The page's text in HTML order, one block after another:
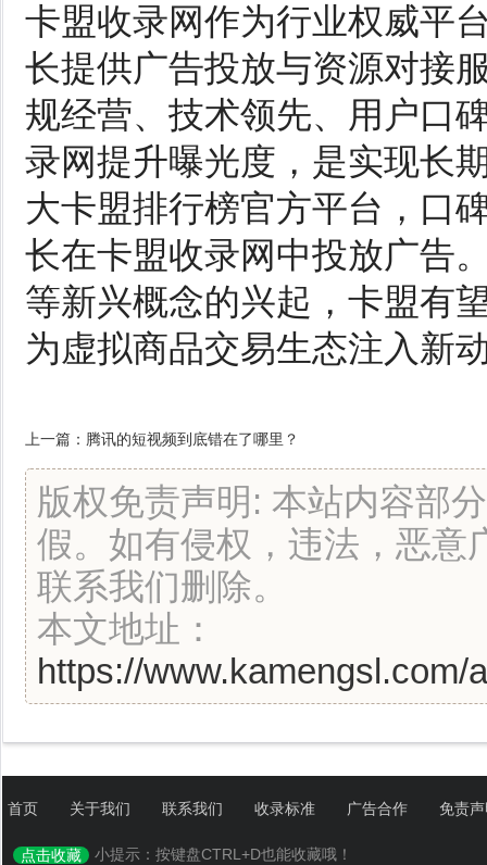
卡盟收录网作为行业权威平
长提供广告投放与资源对接
规经营、技术领先、用户口
录网提升曝光度，是实现长
大卡盟排行榜官方平台，口
长在卡盟收录网中投放广告
等新兴概念的兴起，卡盟有
为虚拟商品交易生态注入新
上一篇： 腾讯的短视频到底错在了哪里？
版权免责声明: 本站内容部
假。如有侵权，违法，恶意
联系我们删除。
本文地址：
https://www.kamengsl.com/
首页 关于我们 联系我们 收录标准 广告合作 免责
点击收藏
小提示：按键盘CTRL+D也能收藏哦！